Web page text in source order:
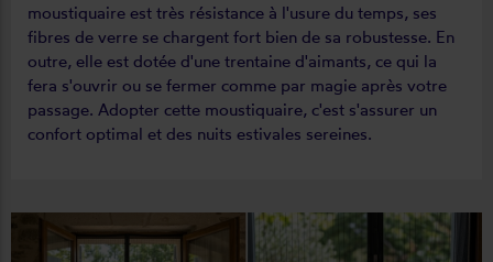
moustiquaire est très résistance à l'usure du temps, ses
fibres de verre se chargent fort bien de sa robustesse. En
outre, elle est dotée d'une trentaine d'aimants, ce qui la
fera s'ouvrir ou se fermer comme par magie après votre
passage. Adopter cette moustiquaire, c'est s'assurer un
confort optimal et des nuits estivales sereines.